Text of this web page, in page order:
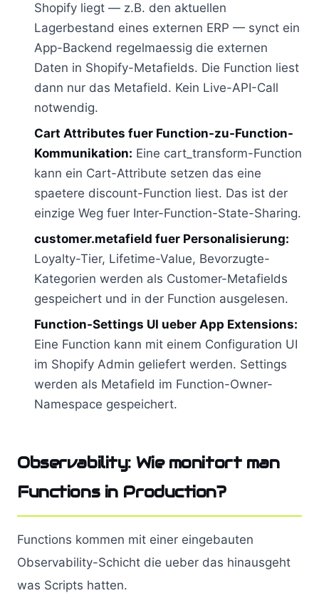
Shopify liegt — z.B. den aktuellen
Lagerbestand eines externen ERP — synct ein
App-Backend regelmaessig die externen
Daten in Shopify-Metafields. Die Function liest
dann nur das Metafield. Kein Live-API-Call
notwendig.
Cart Attributes fuer Function-zu-Function-
Kommunikation: Eine cart_transform-Function
kann ein Cart-Attribute setzen das eine
spaetere discount-Function liest. Das ist der
einzige Weg fuer Inter-Function-State-Sharing.
customer.metafield fuer Personalisierung:
Loyalty-Tier, Lifetime-Value, Bevorzugte-
Kategorien werden als Customer-Metafields
gespeichert und in der Function ausgelesen.
Function-Settings UI ueber App Extensions:
Eine Function kann mit einem Configuration UI
im Shopify Admin geliefert werden. Settings
werden als Metafield im Function-Owner-
Namespace gespeichert.
Observability: Wie monitort man
Functions in Production?
Functions kommen mit einer eingebauten
Observability-Schicht die ueber das hinausgeht
was Scripts hatten.